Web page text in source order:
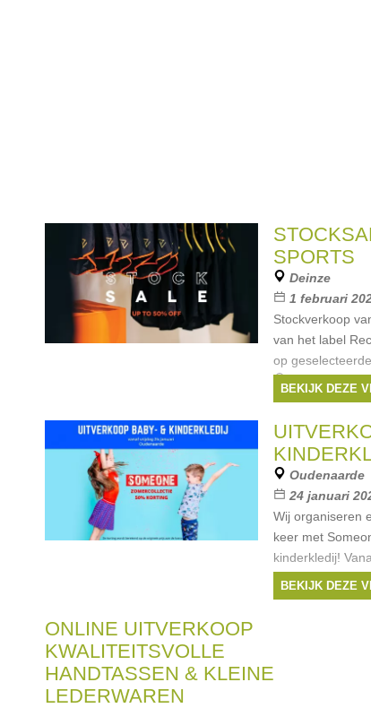
SPORTS
Deinze
1 februari
Stockverkoop
van het label
op
Merken:
BEKIJK DEZE
Oudenaarde
24 januari
Wij organiseren
keer met
kinderkledij!
kledij van 2 tot
Kinderkledij:
BEKIJK DEZE
ONLINE UITVERKOOP
KWALITEITSVOLLE
HANDTASSEN & KLEINE
LEDERWAREN